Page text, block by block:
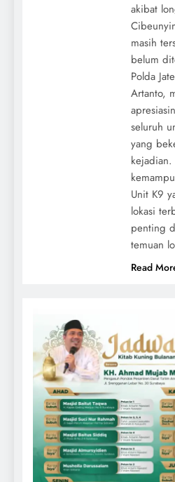
akibat
masih
belum
Polda
Artanto,
seluruh
yang
Unit K9
lokasi
penting
temuan
Read